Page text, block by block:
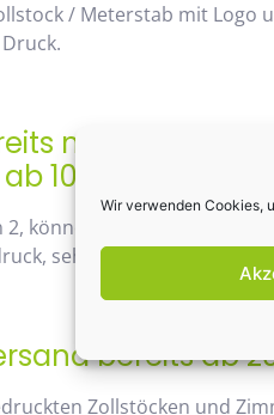
Wir verwenden Cookies,
/ Meterstab mit Logo
mit unserem
10 Stück fast 48%
können Sie bereits von
sehen Sie sofort anhand
bereits ab
Zollstöcken und